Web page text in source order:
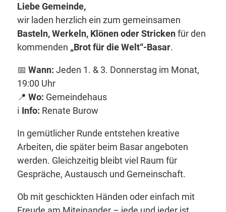
Liebe Gemeinde,
wir laden herzlich ein zum gemeinsamen
Basteln, Werkeln, Klönen oder Strickenfür den
kommenden „Brot für die Welt“-Basar.
📅 Wann: Jeden 1. & 3. Donnerstag im Monat,
19:00 Uhr
📍 Wo: Gemeindehaus
ℹ️ Info: Renate Burow
In gemütlicher Runde entstehen kreative
Arbeiten, die später beim Basar angeboten
werden. Gleichzeitig bleibt viel Raum für
Gespräche, Austausch und Gemeinschaft.
Ob mit geschickten Händen oder einfach mit